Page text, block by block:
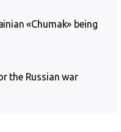
«Chumak» being
the Russian war